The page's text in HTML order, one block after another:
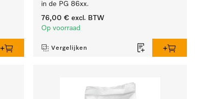
in de PG 86xx.
76,00 € excl. BTW
Op voorraad
Vergelijken